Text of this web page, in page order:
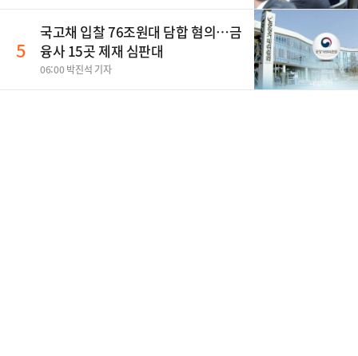
5
국고채 입찰 76조원대 담합 혐의…금
융사 15곳 제재 심판대
06:00 박진석 기자